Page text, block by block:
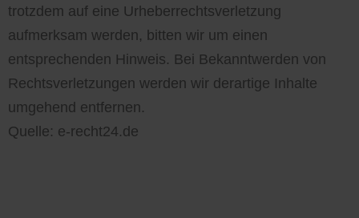
trotzdem auf eine Urheberrechtsverletzung
aufmerksam werden, bitten wir um einen
entsprechenden Hinweis. Bei Bekanntwerden von
Rechtsverletzungen werden wir derartige Inhalte
umgehend entfernen.
Quelle: e-recht24.de